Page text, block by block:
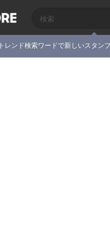
トレンド検索ワードで新しいスタン